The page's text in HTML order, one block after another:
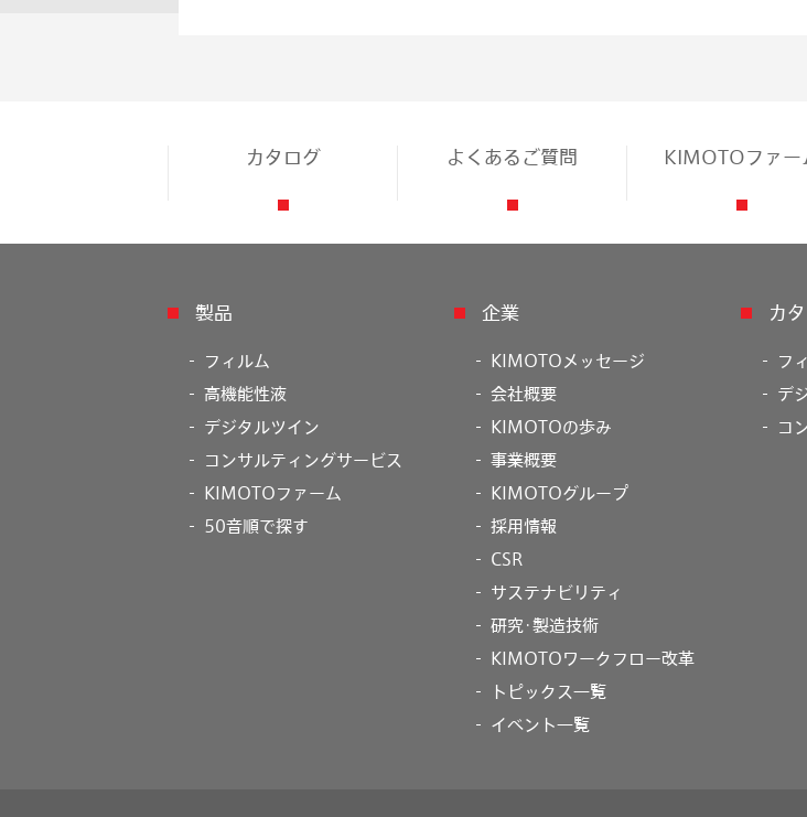
カタログ よくあるご質問 KIMOTOファー
製品
フィルム
高機能性液
デジタルツイン
コンサルティングサービス
KIMOTOファーム
50音順で探す
企業
KIMOTOメッセージ
会社概要
KIMOTOの歩み
事業概要
KIMOTOグループ
採用情報
CSR
サステナビリティ
研究･製造技術
KIMOTOワークフロー改革
トピックス一覧
イベント一覧
カ
フ
デ
コ